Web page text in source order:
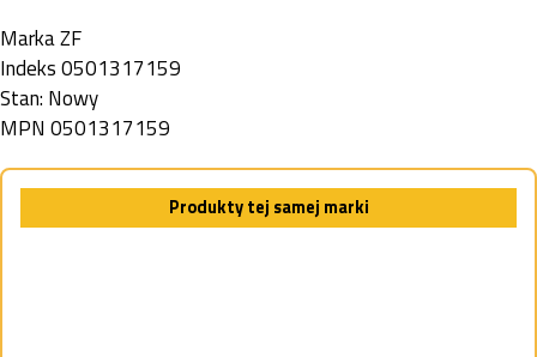
MarkaZF
Indeks0501317159
Stan: Nowy
MPN 0501317159
Produkty tej samej marki